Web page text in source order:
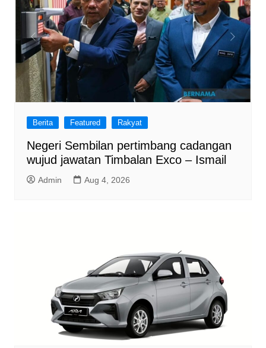
Berita Featured Rakyat
Negeri Sembilan pertimbang cadangan
wujud jawatan Timbalan Exco – Ismail
Admin Aug 4, 2026